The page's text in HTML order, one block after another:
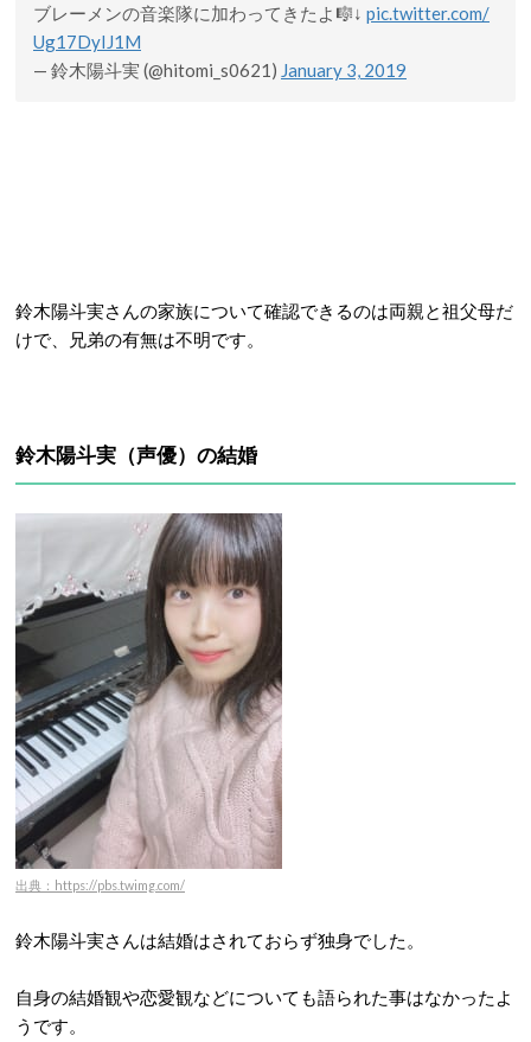
ブレーメンの音楽隊に加わってきたよ🎼↓ pic.twitter.com/
Ug17DyIJ1M
— 鈴木陽斗実 (@hitomi_s0621) January 3, 2019
鈴木陽斗実さんの家族について確認できるのは両親と祖父母だ
けで、兄弟の有無は不明です。
鈴木陽斗実（声優）の結婚
出典：https://pbs.twimg.com/
鈴木陽斗実さんは結婚はされておらず独身でした。
自身の結婚観や恋愛観などについても語られた事はなかったよ
うです。